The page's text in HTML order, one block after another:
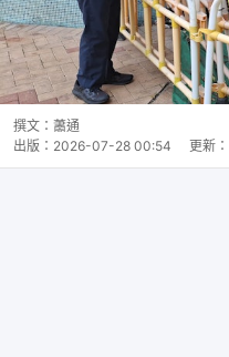
撰文： 蕭通
出版： 2026-07-28 00:54 更新：